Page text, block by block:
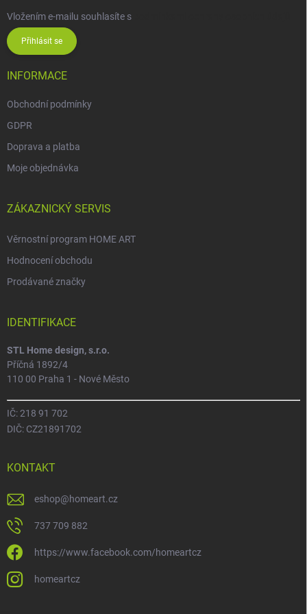
Vložením e-mailu souhlasíte s
Přihlásit se
INFORMACE
Obchodní podmínky
GDPR
Doprava a platba
Moje objednávka
ZÁKAZNICKÝ SERVIS
Věrnostní program HOME ART
Hodnocení obchodu
Prodávané značky
IDENTIFIKACE
STL Home design, s.r.o.
Příčná 1892/4
110 00 Praha 1 - Nové Město
IČ: 218 91 702
DIČ: CZ21891702
KONTAKT
eshop@homeart.cz
737 709 882
https://www.facebook.com/homeartcz
homeartcz